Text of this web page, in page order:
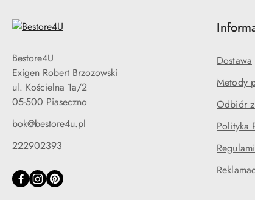
Bestore4U
Exigen Robert Brzozowski
ul. Kościelna 1a/2
05-500 Piaseczno
bok@bestore4u.pl
222902393
Dostawa
Metody
Odbiór
Polityka